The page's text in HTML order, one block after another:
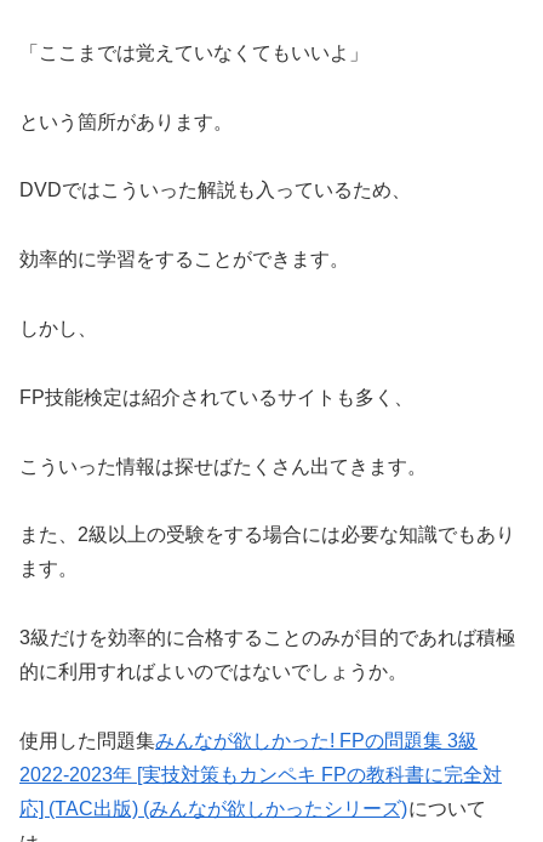
「ここまでは覚えていなくてもいいよ」
という箇所があります。
DVDではこういった解説も入っているため、
効率的に学習をすることができます。
しかし、
FP技能検定は紹介されているサイトも多く、
こういった情報は探せばたくさん出てきます。
また、2級以上の受験をする場合には必要な知識でもあり
ます。
3級だけを効率的に合格することのみが目的であれば積極
的に利用すればよいのではないでしょうか。
使用した問題集みんなが欲しかった! FPの問題集 3級
2022-2023年 [実技対策もカンペキ FPの教科書に完全対
応] (TAC出版) (みんなが欲しかったシリーズ)について